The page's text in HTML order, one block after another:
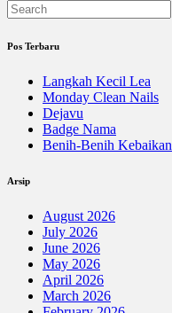
Pos Terbaru
Langkah Kecil Lea
Monday Clean Nails
Dejavu
Badge Nama
Benih-Benih Kebaikan
Arsip
August 2026
July 2026
June 2026
May 2026
April 2026
March 2026